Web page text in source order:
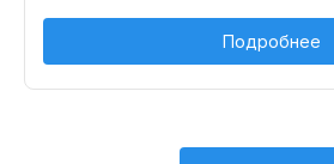
Подробнее